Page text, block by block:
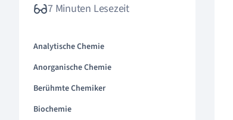
7 Minuten Lesezeit
Analytische Chemie
Anorganische Chemie
Berühmte Chemiker
Biochemie